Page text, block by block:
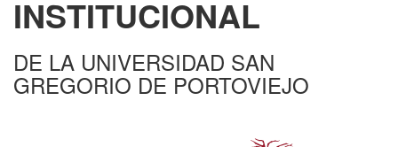
INSTITUCIONAL
DE LA UNIVERSIDAD SAN
GREGORIO DE PORTOVIEJO